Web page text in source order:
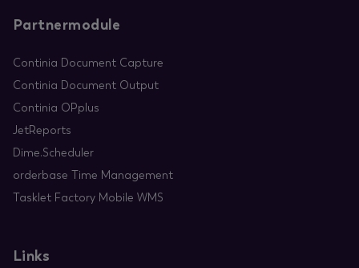
Partnermodule
Continia Document Capture
Continia Document Output
Continia OPplus
JetReports
Dime.Scheduler
orderbase Time Management
Tasklet Factory Mobile WMS
Links